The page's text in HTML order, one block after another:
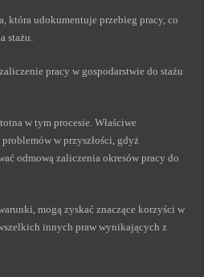
która udokumentuje przebieg pracy, co
stażu.
pracy w gospodarstwie do stażu
w tym procesie. Właściwe
w przyszłości, gdyż
odmową zaliczenia okresów pracy do
mogą zyskać znaczące korzyści w
innych praw wynikających z